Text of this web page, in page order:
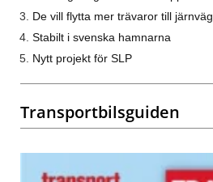
De vill flytta mer trävaror till järnväg
Stabilt i svenska hamnarna
Nytt projekt för SLP
Transportbilsguiden